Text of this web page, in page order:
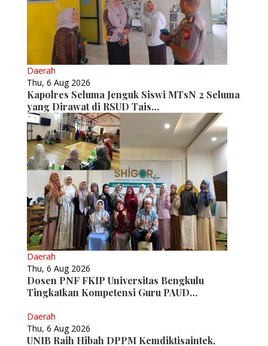
Daerah
Thu, 6 Aug 2026
Kapolres Seluma Jenguk Siswi MTsN 2 Seluma
yang Dirawat di RSUD Tais…
Daerah
Thu, 6 Aug 2026
Dosen PNF FKIP Universitas Bengkulu
Tingkatkan Kompetensi Guru PAUD…
Daerah
Thu, 6 Aug 2026
UNIB Raih Hibah DPPM Kemdiktisaintek,